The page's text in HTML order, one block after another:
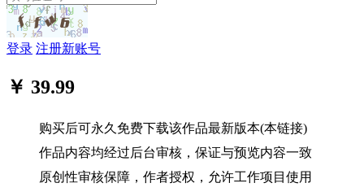
登录 注册新账号
￥ 39.99
购买后可永久免费下载该作品最新版本(本链接)
作品内容均经过后台审核，保证与预览内容一致
原创性审核保障，作者授权，允许工作项目使用